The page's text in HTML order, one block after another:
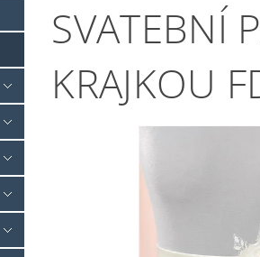
SVATEBNÍ
KRAJKOU